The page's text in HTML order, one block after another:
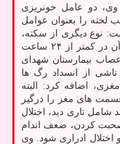
دو عامل خونریزی
لخته را بعنوان عوامل
نوع دیگری از سکته،
حمله گذرای سکته مغزی است که علایم آن در کمتر از ۲۴ ساعت
بیمارستان شهدای
از انسداد رگ ها
اضافه کرد: البته
های مغز را درگیر
شامل تاری دید، اختلال
صحبت کردن، ضعف اندام
اختلال ادراری شود. وی